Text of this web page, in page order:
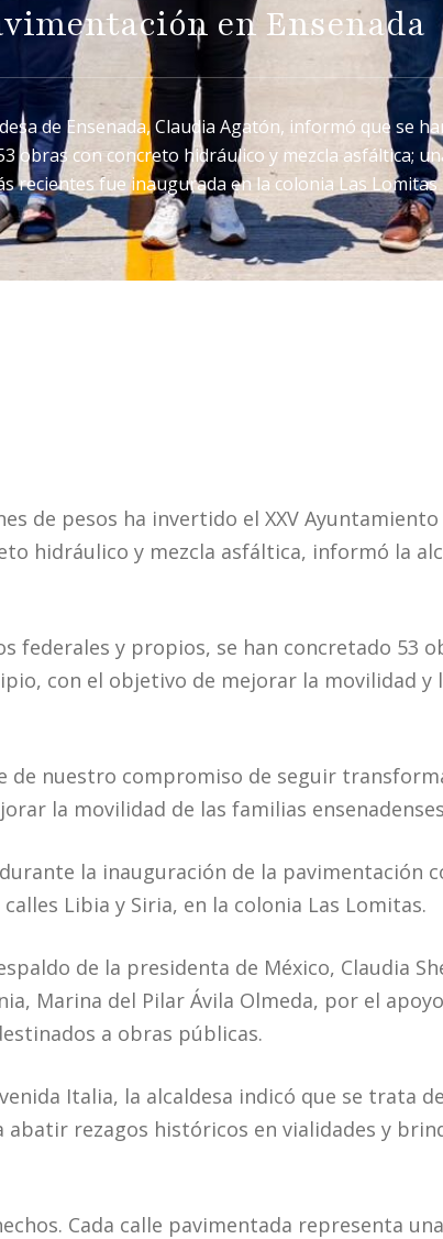
en Ensenada
de Ensenada, Claudia Agatón, informó que se
obras con concreto hidráulico y mezcla asfáltica;
recientes fue inaugurada en la colonia Las Lomitas
de pesos ha invertido el XXV
hidráulico y mezcla asfáltica, informó la
federales y propios, se han concretado 53
con el objetivo de mejorar la movilidad y
de nuestro compromiso de seguir
la movilidad de las familias
la inauguración de la pavimentación
Libia y Siria, en la colonia Las Lomitas.
de la presidenta de México, Claudia
Marina del Pilar Ávila Olmeda, por el
a obras públicas.
Italia, la alcaldesa indicó que se trata
rezagos históricos en vialidades y
Cada calle pavimentada representa